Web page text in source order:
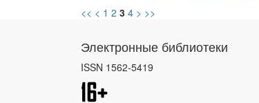
<< < 1 2 3 4 > >>
Электронные библиотеки
ISSN 1562-5419